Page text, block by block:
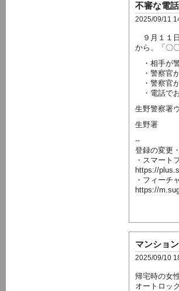
不審な電
2025/09/11
９月１１
から、「〇
・相手が
・警察官
・警察官
・電話で
生野警察署
生野署
--
登録の変更
・スマート
https://
・フィーチ
https://
マンショ
2025/09/10
帰宅時の女
オートロッ